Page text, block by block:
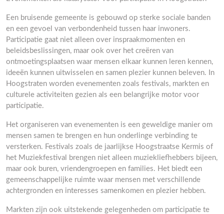
Een bruisende gemeente is gebouwd op sterke sociale banden
en een gevoel van verbondenheid tussen haar inwoners.
Participatie gaat niet alleen over inspraakmomenten en
beleidsbeslissingen, maar ook over het creëren van
ontmoetingsplaatsen waar mensen elkaar kunnen leren kennen,
ideeën kunnen uitwisselen en samen plezier kunnen beleven. In
Hoogstraten worden evenementen zoals festivals, markten en
culturele activiteiten gezien als een belangrijke motor voor
participatie.
Het organiseren van evenementen is een geweldige manier om
mensen samen te brengen en hun onderlinge verbinding te
versterken. Festivals zoals de jaarlijkse Hoogstraatse Kermis of
het Muziekfestival brengen niet alleen muziekliefhebbers bijeen,
maar ook buren, vriendengroepen en families. Het biedt een
gemeenschappelijke ruimte waar mensen met verschillende
achtergronden en interesses samenkomen en plezier hebben.
Markten zijn ook uitstekende gelegenheden om participatie te